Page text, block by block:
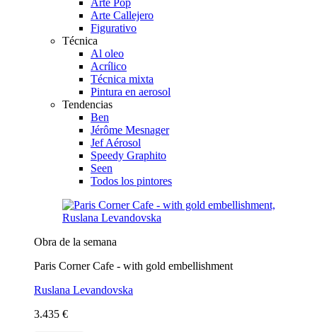
Arte Callejero
Figurativo
Técnica
Al oleo
Acrílico
Técnica mixta
Pintura en aerosol
Tendencias
Ben
Jérôme Mesnager
Jef Aérosol
Speedy Graphito
Seen
Todos los pintores
Obra de la semana
Paris Corner Cafe - with gold embellishment
Ruslana Levandovska
3.435 €